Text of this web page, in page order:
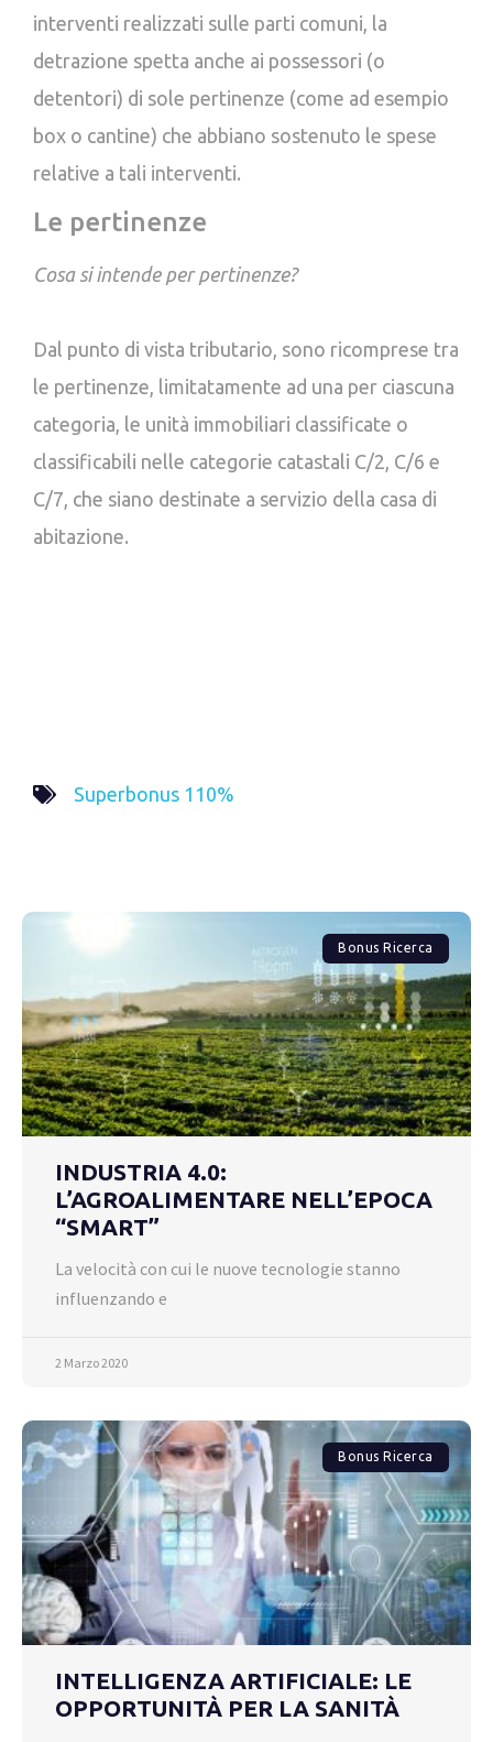
interventi realizzati sulle parti comuni, la
detrazione spetta anche ai possessori (o
detentori) di sole pertinenze (come ad esempio
box o cantine) che abbiano sostenuto le spese
relative a tali interventi.
Le pertinenze
Cosa si intende per pertinenze?
Dal punto di vista tributario, sono ricomprese tra
le pertinenze, limitatamente ad una per ciascuna
categoria, le unità immobiliari classificate o
classificabili nelle categorie catastali C/2, C/6 e
C/7, che siano destinate a servizio della casa di
abitazione.
Superbonus 110%
Bonus Ricerca
INDUSTRIA 4.0:
L’AGROALIMENTARE NELL’EPOCA
“SMART”
La velocità con cui le nuove tecnologie stanno
influenzando e
2 Marzo 2020
Bonus Ricerca
INTELLIGENZA ARTIFICIALE: LE
OPPORTUNITÀ PER LA SANITÀ